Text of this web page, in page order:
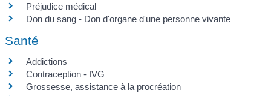
Préjudice médical
Don du sang - Don d'organe d'une personne vivante
Santé
Addictions
Contraception - IVG
Grossesse, assistance à la procréation